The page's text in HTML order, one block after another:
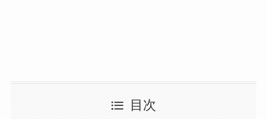
目次